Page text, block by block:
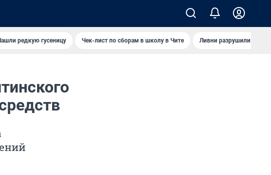
редкую гусеницу Чек-лист по сборам в школу в Чите Ливни разрушили